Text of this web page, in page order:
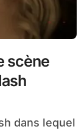
scène